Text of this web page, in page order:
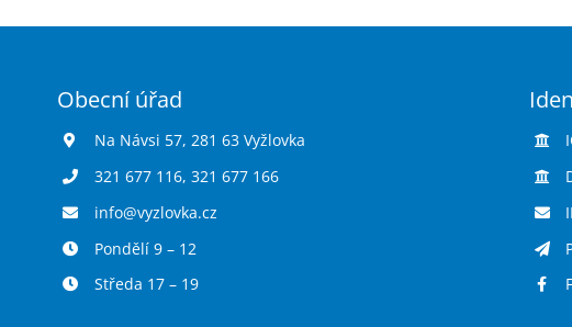
Obecní úřad
Na Návsi 57, 281 63 Vyžlovka
321 677 116, 321 677 166
info@vyzlovka.cz
Pondělí 9 – 12
Středa 17 – 19